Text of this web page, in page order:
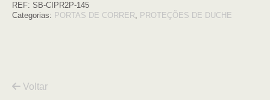
duche
CIPRIA
cr.
tr
REF: SB-CIPR2P-145
Categorias: PORTAS DE CORRER, PROTEÇÕES DE DUCHE
Voltar